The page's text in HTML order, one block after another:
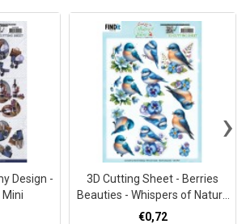
Design -
Mini
3D Cutting Sheet - Berries
Beauties - Whispers of Nature
- Blue
€0,72
›